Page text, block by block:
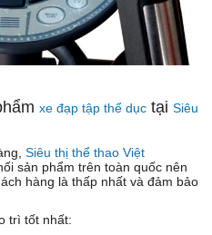
xe đạp tập thể dục tại Siêu
Siêu thị thể thao Việt
sản phẩm trên toàn quốc nên
hàng là thấp nhất và đảm bảo
trì tốt nhất: